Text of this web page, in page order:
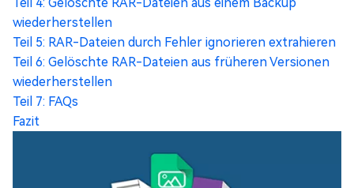
wiederherstellen
Teil 5: RAR-Dateien durch Fehler ignorieren extrahieren
Teil 6: Gelöschte RAR-Dateien aus früheren Versionen
wiederherstellen
Teil 7: FAQs
Fazit